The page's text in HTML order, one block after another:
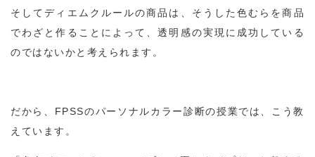
そしてディエムクルールの商品は、そうした色むらを商品
でわざと作ることによって、透明感の実現に成功している
のではないかと考えられます。
だから、FPSSのパーソナルカラー診断の授業では、こう教
えています。